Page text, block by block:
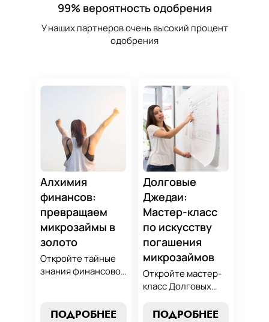
99% вероятность одобрения
У наших партнеров очень высокий процент
одобрения
Алхимия
финансов:
превращаем
микрозаймы в
золото
Откройте тайные
знания финансовой
превращать
ПОДРОБНЕЕ
Долговые
Джедаи:
Мастер-класс
по искусству
погашения
микрозаймов
Откройте мастер-
класс Долговых
погашению
ПОДРОБНЕЕ